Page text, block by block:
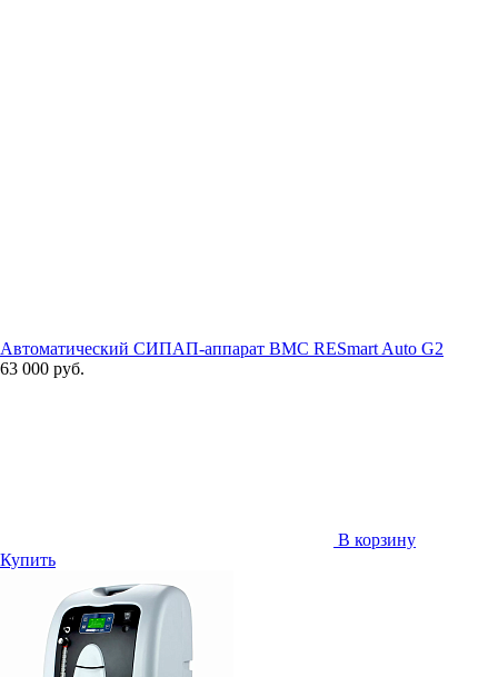
Автоматический СИПАП-аппарат BMC RESmart Auto G2
63 000 руб.
В корзину
Купить